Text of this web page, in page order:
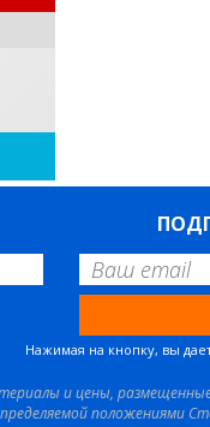
Нажимая на кнопку, вы
и цены,
положениями